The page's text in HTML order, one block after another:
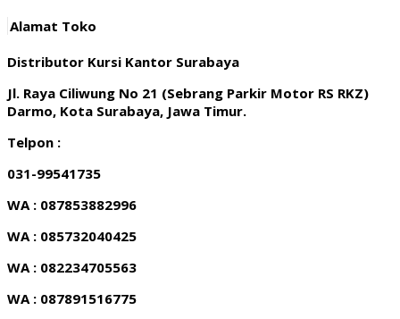
Alamat Toko
Distributor Kursi Kantor Surabaya
Jl. Raya Ciliwung No 21 (Sebrang Parkir Motor RS RKZ)
Darmo, Kota Surabaya, Jawa Timur.
Telpon :
031-99541735
WA : 087853882996
WA : 085732040425
WA : 082234705563
WA : 087891516775